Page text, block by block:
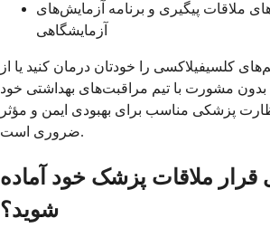
ملاقات پیگیری و برنامه آزمایش‌های
آزمایشگاهی
کلسيفیلاکسی را خودتان درمان کنید یا از
مشورت با تیم مراقبت‌های بهداشتی خود
پزشکی مناسب برای بهبودی ایمن و مؤثر
ضروری است.
قرار ملاقات پزشک خود آماده
شوید؟